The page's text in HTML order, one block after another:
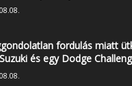
fordulás miatt
és egy Dodge